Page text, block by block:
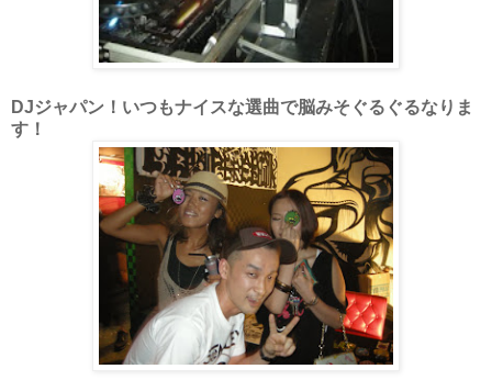
DJジャパン！いつもナイスな選曲で脳みそぐるぐるなりま
す！